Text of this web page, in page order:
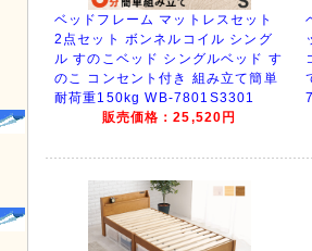
ベッドフレーム マットレスセット
2点セット ボンネルコイル シング
ル すのこベッド シングルベッド す
のこ コンセント付き 組み立て簡単
耐荷重150kg WB-7801S3301
販売価格：25,520円